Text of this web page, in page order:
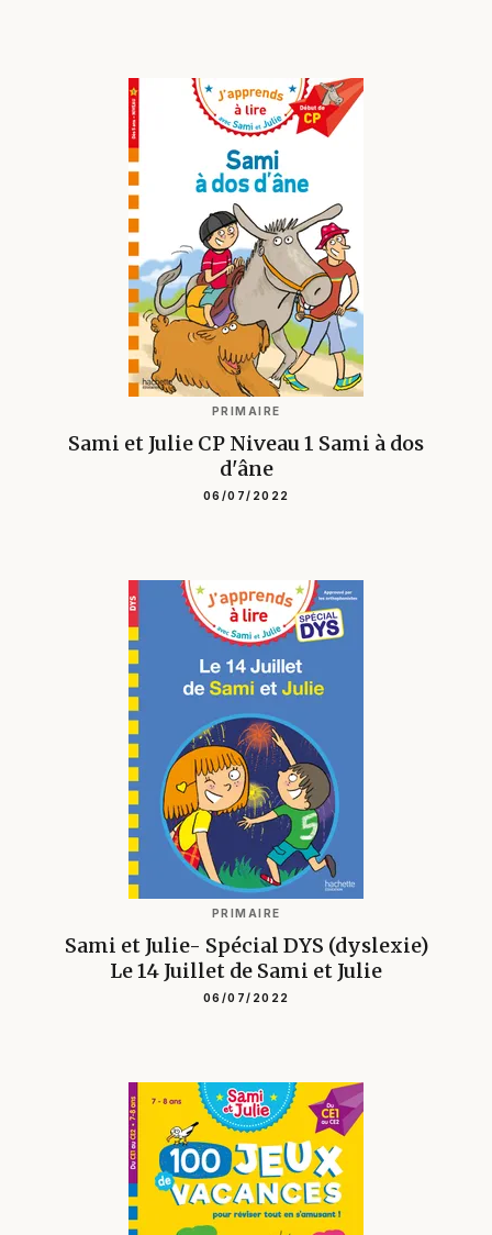
PRIMAIRE
Sami et Julie CP Niveau 1 Sami à dos
d'âne
06/07/2022
PRIMAIRE
Sami et Julie- Spécial DYS (dyslexie)
Le 14 Juillet de Sami et Julie
06/07/2022